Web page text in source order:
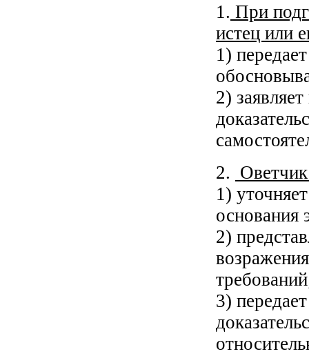
1. При
истец или
1)
2)
2.
1)
основания
2)
3)